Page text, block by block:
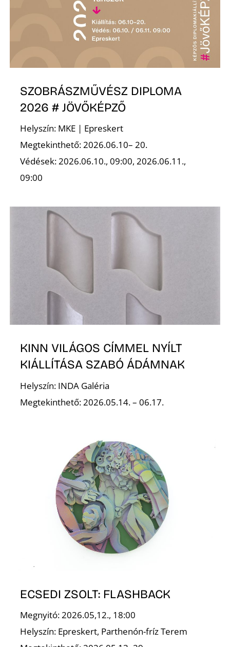
SZOBRÁSZMŰVÉSZ DIPLOMA
2026 # JÖVŐKÉPZŐ
Helyszín: MKE | Epreskert
Megtekinthető: 2026.06.10– 20.
Védések: 2026.06.10., 09:00, 2026.06.11.,
09:00
KINN VILÁGOS CÍMMEL NYÍLT
KIÁLLÍTÁSA SZABÓ ÁDÁMNAK
Helyszín: INDA Galéria
Megtekinthető: 2026.05.14. – 06.17.
ECSEDI ZSOLT: FLASHBACK
Megnyitó: 2026.05,12., 18:00
Helyszín: Epreskert, Parthenón-fríz Terem